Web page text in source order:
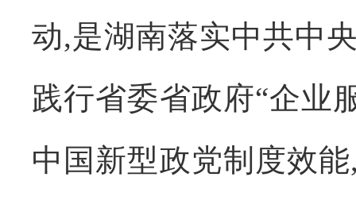
动,是湖南落实中共中
践行省委省政府“企业
中国新型政党制度效